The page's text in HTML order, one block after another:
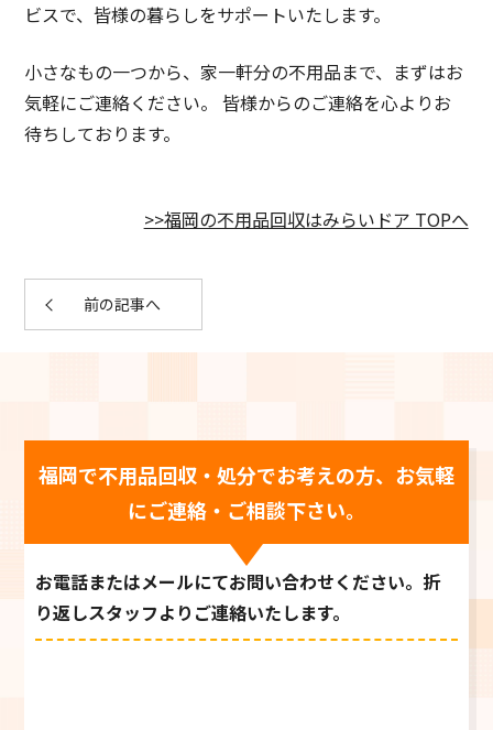
ビスで、皆様の暮らしをサポートいたします。
小さなもの一つから、家一軒分の不用品まで、まずはお
気軽にご連絡ください。 皆様からのご連絡を心よりお
待ちしております。
>>福岡の不用品回収はみらいドア TOPへ
前の記事へ
福岡で不用品回収・処分でお考えの方、お気軽
にご連絡・ご相談下さい。
お電話またはメールにてお問い合わせください。折
り返しスタッフよりご連絡いたします。